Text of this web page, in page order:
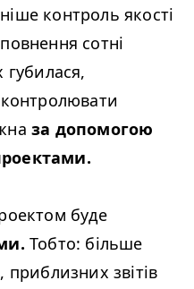
контроль якості
сотні
губилася,
за допомогою
буде
Тобто: більше
приблизних звітів